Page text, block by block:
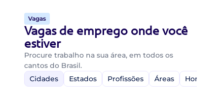
Vagas
Vagas de emprego onde você
estiver
Procure trabalho na sua área, em todos os
cantos do Brasil.
Cidades
Estados Profissões Áreas Home-